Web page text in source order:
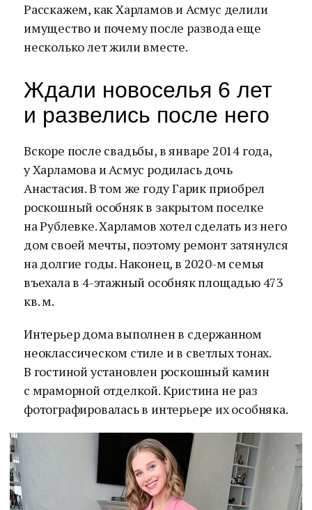
Расскажем, как Харламов и Асмус делили
имущество и почему после развода еще
несколько лет жили вместе.
Ждали новоселья 6 лет
и развелись после него
Вскоре после свадьбы, в январе 2014 года,
у Харламова и Асмус родилась дочь
Анастасия. В том же году Гарик приобрел
роскошный особняк в закрытом поселке
на Рублевке. Харламов хотел сделать из него
дом своей мечты, поэтому ремонт затянулся
на долгие годы. Наконец, в 2020-м семья
въехала в 4-этажный особняк площадью 473
кв. м.
Интерьер дома выполнен в сдержанном
неоклассическом стиле и в светлых тонах.
В гостиной установлен роскошный камин
с мраморной отделкой. Кристина не раз
фотографировалась в интерьере их особняка.